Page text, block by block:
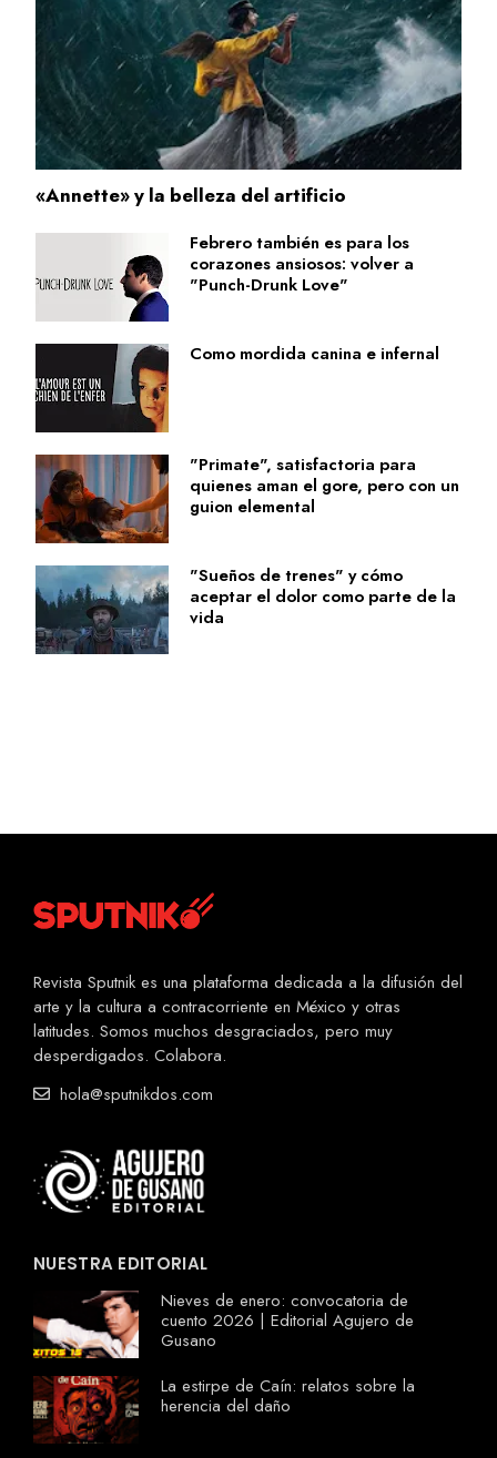
«Annette» y la belleza del artificio
Febrero también es para los
corazones ansiosos: volver a
"Punch-Drunk Love"
Como mordida canina e infernal
"Primate", satisfactoria para
quienes aman el gore, pero con un
guion elemental
"Sueños de trenes" y cómo
aceptar el dolor como parte de la
vida
Revista Sputnik es una plataforma dedicada a la difusión del
arte y la cultura a contracorriente en México y otras
latitudes. Somos muchos desgraciados, pero muy
desperdigados. Colabora.
hola@sputnikdos.com
NUESTRA EDITORIAL
Nieves de enero: convocatoria de
cuento 2026 | Editorial Agujero de
Gusano
La estirpe de Caín: relatos sobre la
herencia del daño